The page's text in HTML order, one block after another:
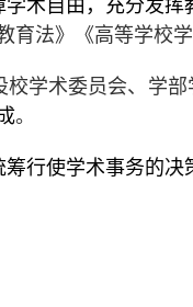
术自由，充分发
育法》《高等学校
校学术委员会、学
。
行使学术事务的